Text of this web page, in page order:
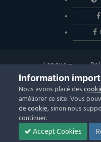
Langue
Nous
Powered
Information
Nous avons placé des
améliorer ce site. Vous
de cookie, sinon nous
continuer.
Accept Cookies